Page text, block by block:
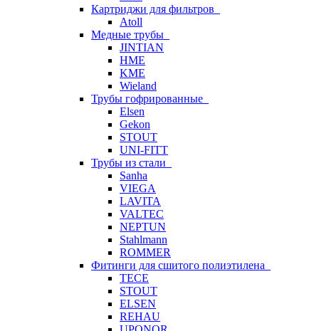
Картриджи для фильтров
Atoll
Медные трубы
JINTIAN
HME
KME
Wieland
Трубы гофрированные
Elsen
Gekon
STOUT
UNI-FITT
Трубы из стали
Sanha
VIEGA
LAVITA
VALTEC
NEPTUN
Stahlmann
ROMMER
Фитинги для сшитого полиэтилена
TECE
STOUT
ELSEN
REHAU